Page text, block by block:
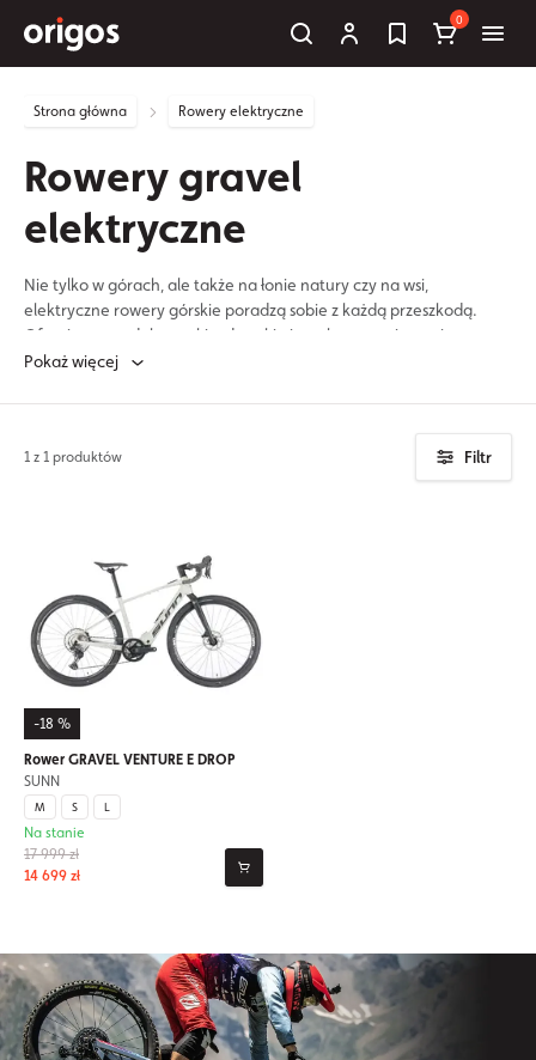
0
Strona główna Rowery elektryczne
Rowery gravel
elektryczne
Nie tylko w górach, ale także na łonie natury czy na wsi,
elektryczne rowery górskie poradzą sobie z każdą przeszkodą.
Oferujemy modele męskie, damskie i z pełnym zawieszeniem.
Pokaż więcej
1 z 1 produktów Filtr
-18 %
Rower GRAVEL VENTURE E DROP
SUNN
M S L
17 999 zł
14 699 zł
Na stanie